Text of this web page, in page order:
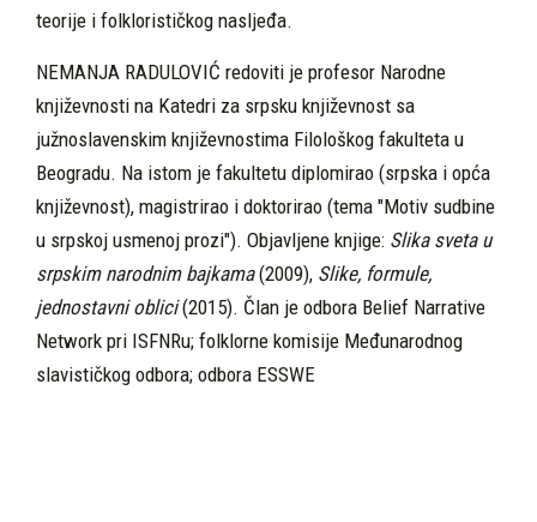
teorije i folklorističkog nasljeđa.
NEMANJA RADULOVIĆ redoviti je profesor Narodne
književnosti na Katedri za srpsku književnost sa
južnoslavenskim književnostima Filološkog fakulteta u
Beogradu. Na istom je fakultetu diplomirao (srpska i opća
književnost), magistrirao i doktorirao (tema "Motiv sudbine
u srpskoj usmenoj prozi"). Objavljene knjige: Slika sveta u
srpskim narodnim bajkama(2009), Slike, formule,
jednostavni oblici(2015). Član je odbora Belief Narrative
Network pri ISFNRu; folklorne komisije Međunarodnog
slavističkog odbora; odbora ESSWE